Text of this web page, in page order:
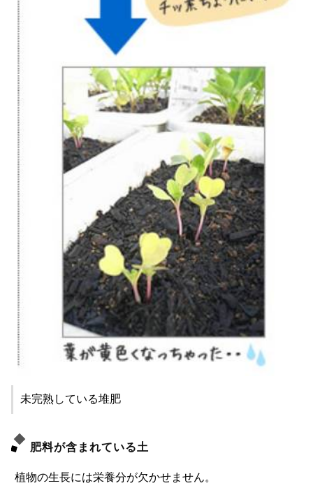
未完熟している堆肥
肥料が含まれている土
植物の生長には栄養分が欠かせません。